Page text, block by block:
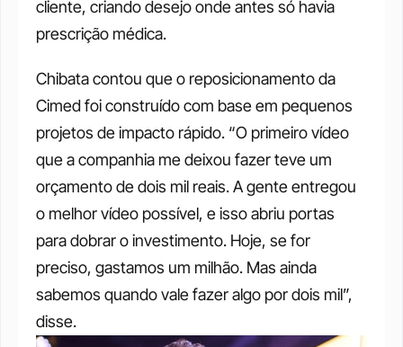
cliente, criando desejo onde antes só havia
prescrição médica.
Chibata contou que o reposicionamento da
Cimed foi construído com base em pequenos
projetos de impacto rápido. “O primeiro vídeo
que a companhia me deixou fazer teve um
orçamento de dois mil reais. A gente entregou
o melhor vídeo possível, e isso abriu portas
para dobrar o investimento. Hoje, se for
preciso, gastamos um milhão. Mas ainda
sabemos quando vale fazer algo por dois mil”,
disse.